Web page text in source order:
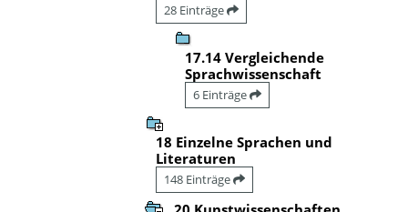
28 Einträge
17.14 Vergleichende
Sprachwissenschaft
6 Einträge
18 Einzelne Sprachen und
Literaturen
148 Einträge